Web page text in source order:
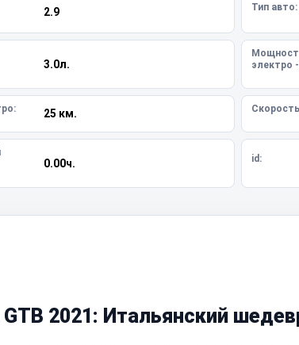
2.9 Тип авто:
3.0л.
электро
25 км.
0.00ч. id:
GTB 2021: Итальянский